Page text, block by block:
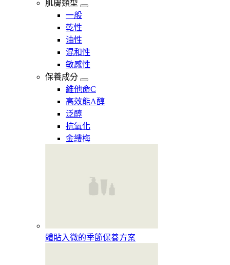
肌膚類型
一般
乾性
油性
混和性
敏感性
保養成分
維他命C
高效能A醇
泛醇
抗氧化
金縷梅
體貼入微的季節保養方案